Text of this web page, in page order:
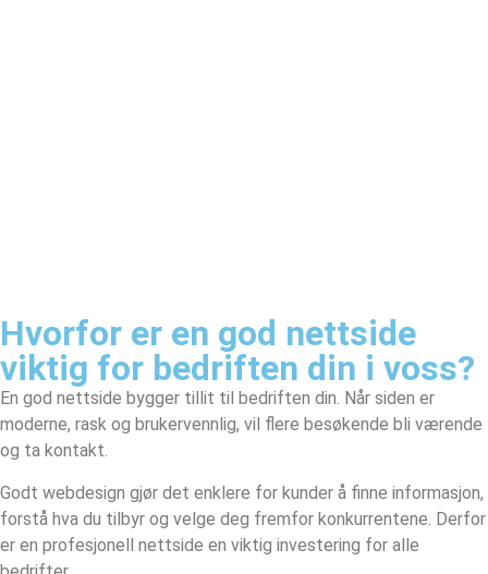
Hvorfor er en god nettside
viktig for bedriften din i voss?
En god nettside bygger tillit til bedriften din. Når siden er
moderne, rask og brukervennlig, vil flere besøkende bli værende
og ta kontakt.
Godt webdesign gjør det enklere for kunder å finne informasjon,
forstå hva du tilbyr og velge deg fremfor konkurrentene. Derfor
er en profesjonell nettside en viktig investering for alle